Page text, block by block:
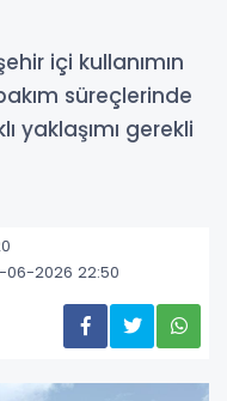
içi kullanımın
süreçlerinde
yaklaşımı gerekli
2026 22:50